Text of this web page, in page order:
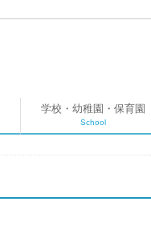
学校・幼稚園・保育園
School